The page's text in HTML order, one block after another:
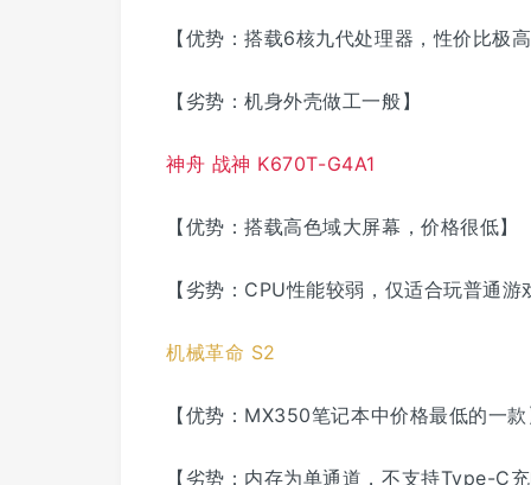
【优势：搭载6核九代处理器，性价比极高
【劣势：机身外壳做工一般】
神舟 战神 K670T-G4A1
【优势：搭载高色域大屏幕，价格很低】
【劣势：CPU性能较弱，仅适合玩普通游
机械革命 S2
【优势：MX350笔记本中价格最低的一款
【劣势：内存为单通道，不支持Type-C充